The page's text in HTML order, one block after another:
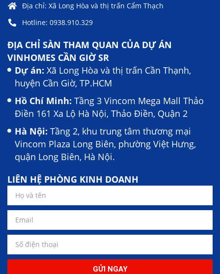
Địa chỉ: Xã Long Hòa và thị trấn Cẩm Thạch
Hotline: 0938.910.329
ĐỊA CHỈ SÀN THAM QUAN CỦA DỰ ÁN
VINHOMES CẦN GIỜ SR
Dự án: Xã Long Hòa và thị trấn Cần Thạnh,
huyện Cần Giờ, TP.HCM
Hồ Chí Minh: Tầng 3 Vincom Mega Mall Thảo
Điền 161 Xa Lộ Hà Nội, Thảo Điền, Quận 2
Hà Nội: Tầng 2, khu trung tâm thương mại
Vincom Plaza Long Biên, phường Việt Hưng,
quận Long Biên, Hà Nội.
LIÊN HỆ PHÒNG KINH DOANH
GỬI NGAY